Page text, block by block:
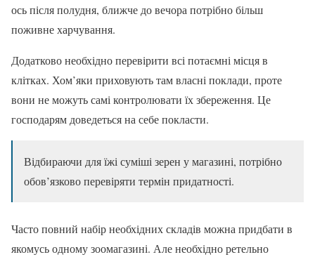
ось після полудня, ближче до вечора потрібно більш
поживне харчування.
Додатково необхідно перевірити всі потаємні місця в
клітках. Хом’яки приховують там власні поклади, проте
вони не можуть самі контролювати їх збереження. Це
господарям доведеться на себе покласти.
Відбираючи для їжі суміші зерен у магазині, потрібно
обов’язково перевіряти термін придатності.
Часто повний набір необхідних складів можна придбати в
якомусь одному зоомагазині. Але необхідно ретельно